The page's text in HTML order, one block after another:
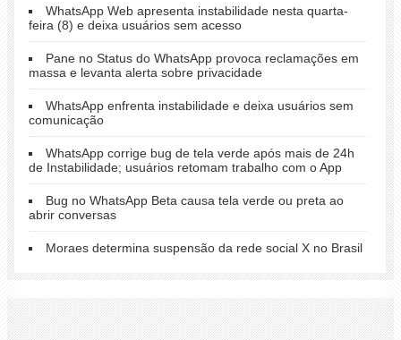
WhatsApp Web apresenta instabilidade nesta quarta-
feira (8) e deixa usuários sem acesso
Pane no Status do WhatsApp provoca reclamações em
massa e levanta alerta sobre privacidade
WhatsApp enfrenta instabilidade e deixa usuários sem
comunicação
WhatsApp corrige bug de tela verde após mais de 24h
de Instabilidade; usuários retomam trabalho com o App
Bug no WhatsApp Beta causa tela verde ou preta ao
abrir conversas
Moraes determina suspensão da rede social X no Brasil